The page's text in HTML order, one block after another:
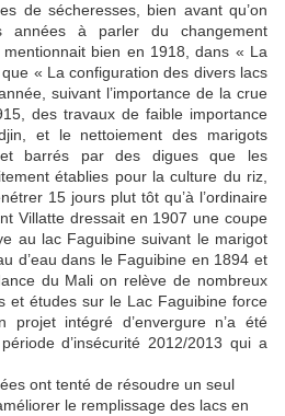
de sécheresses, bien avant qu’on
années à parler du changement
bien en 1918, dans « La
« La configuration des divers lacs
suivant l’importance de la crue
des travaux de faible importance
et le nettoiement des marigots
barrés par des digues que les
établies pour la culture du riz,
15 jours plut tôt qu’à l’ordinaire
Villatte dressait en 1907 une coupe
au lac Faguibine suivant le marigot
d’eau dans le Faguibine en 1894 et
du Mali on relève de nombreux
et études sur le Lac Faguibine force
projet intégré d’envergure n’a été
d’insécurité 2012/2013 qui a
ont tenté de résoudre un seul
le remplissage des lacs en